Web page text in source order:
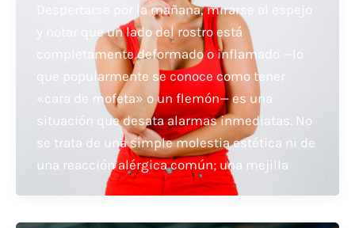
Despertarse por la mañana, mirarse al espejo
y notar que un lado del rostro está
completamente deformado o inflamado —lo
que popularmente se conoce como tener
«cara de mofeta» o un flemón— es una
situación que desata alarmas inmediatas. No
se trata de una simple molestia estética ni de
una reacción alérgica común; una mejilla